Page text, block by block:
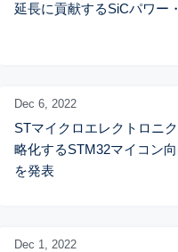
延長に貢献するSiCパワー
Dec 6, 2022
STマイクロエレクトロニ
略化するSTM32マイコン
を発表
Dec 1, 2022